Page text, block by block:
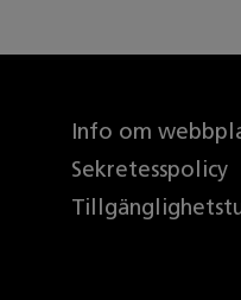
Info om
Sekretesspolicy